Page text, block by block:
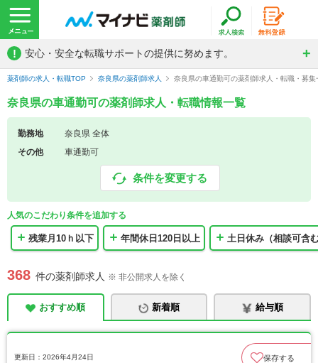
! 安心・安全な転職サポートの提供に努めます。
薬剤師の求人・転職TOP 奈良県の薬剤師求人 奈良県の車通勤可の薬剤師求人・転職・募集
奈良県の車通勤可の薬剤師求人・転職情報一覧
勤務地
奈良県 全体
その他
車通勤可
条件を変更する
人気のこだわり条件を追加する
残業月10ｈ以下 年間休日120日以上 土日休み（相談可含
368 件の薬剤師求人 ※ 非公開求人を除く
おすすめ順 新着順 給与順
更新日：2026年4月24日 保存する